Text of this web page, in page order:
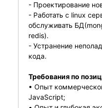
- Проектирование
- Работать с linux
обслуживать
redis).
- Устранение
кода.
Требования по
• Опыт
JavaScript;